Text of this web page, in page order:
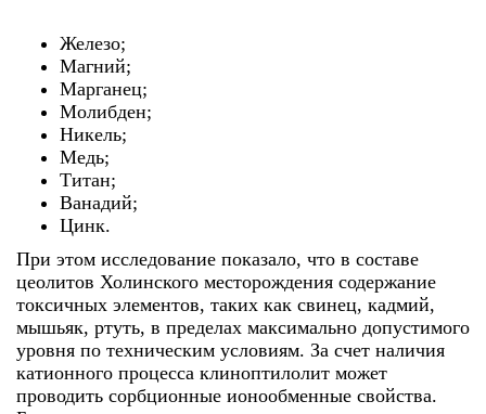
Железо;
Магний;
Марганец;
Молибден;
Никель;
Медь;
Титан;
Ванадий;
Цинк.
При этом исследование показало, что в составе
цеолитов Холинского месторождения содержание
токсичных элементов, таких как свинец, кадмий,
мышьяк, ртуть, в пределах максимально допустимого
уровня по техническим условиям. За счет наличия
катионного процесса клиноптилолит может
проводить сорбционные ионообменные свойства.